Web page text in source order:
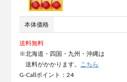
本体価格
送料無料
※北海道・四国・九州・沖縄は
送料がかかります。 こちら
G-Callポイント：24